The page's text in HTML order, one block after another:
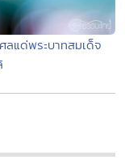
แด่พระบาทสมเด็จ